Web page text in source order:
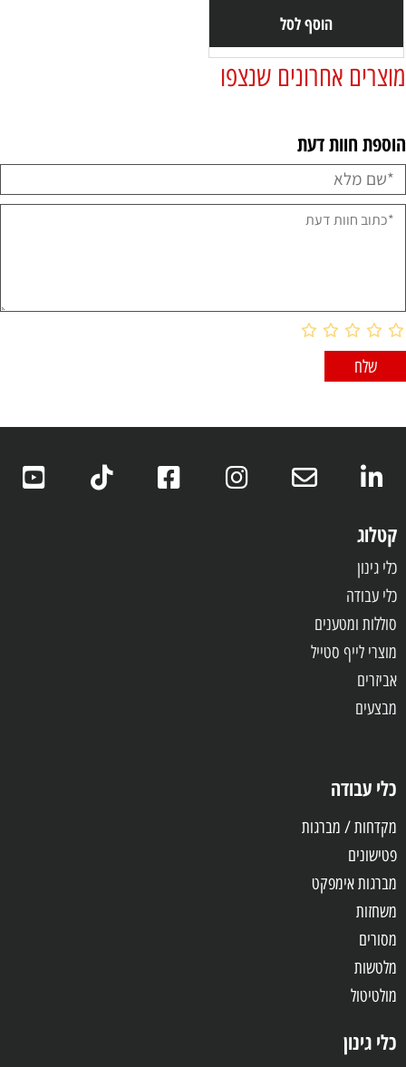
הוסף לסל
מוצרים אחרונים שנצפו
הוספת חוות דעת
קטלוג
כלי גינון
כלי עבודה
סוללות ומטענים
מוצרי לייף סטייל
אביזרים
מבצעים
כלי עבודה
מקדחות / מברגות
פטישונים
מברגות אימפקט
משחזות
מסורים
מלטשות
מולטיטול
כלי גינון